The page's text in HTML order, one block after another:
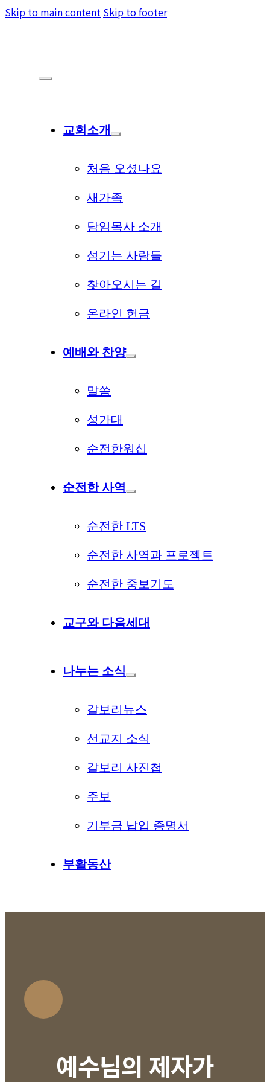
Skip to main content Skip to footer
교회소개
처음 오셨나요
새가족
담임목사 소개
섬기는 사람들
찾아오시는 길
온라인 헌금
예배와 찬양
말씀
성가대
순전한워십
순전한 사역
순전한 LTS
순전한 사역과 프로젝트
순전한 중보기도
교구와 다음세대
나누는 소식
갈보리뉴스
선교지 소식
갈보리 사진첩
주보
기부금 납입 증명서
부활동산
예수님의 제자가